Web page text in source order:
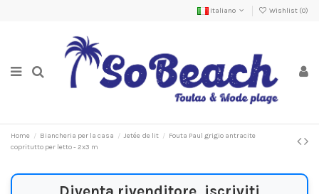
Italiano Wishlist (0)
Home Biancheria per la casa Jetée de lit
Fouta Paul grigio antracite
copritutto per letto - 2x3 m